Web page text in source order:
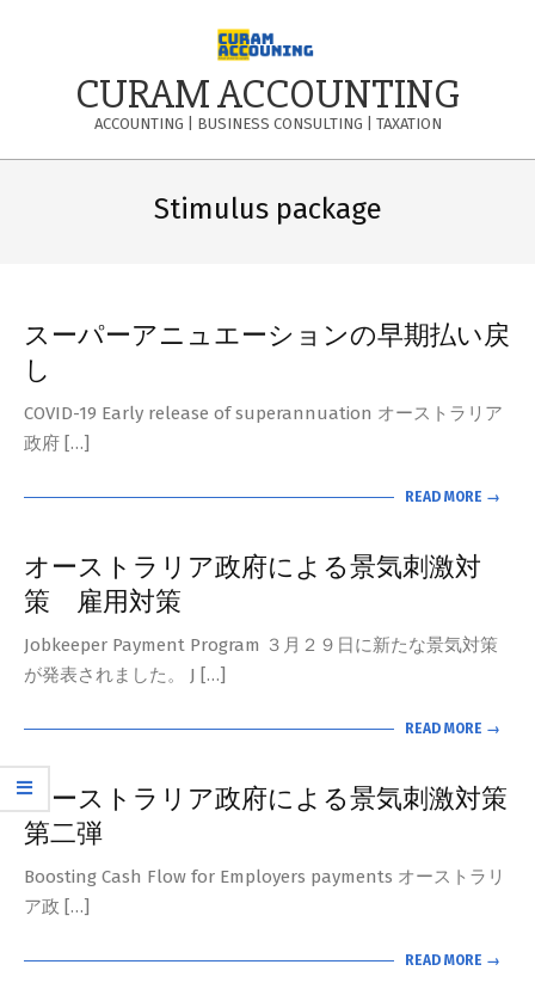
CURAM ACCOUNTING
ACCOUNTING | BUSINESS CONSULTING | TAXATION
Stimulus package
スーパーアニュエーションの早期払い戻
し
COVID-19 Early release of superannuation オーストラリア
政府 […]
READ MORE →
オーストラリア政府による景気刺激対
策 雇用対策
Jobkeeper Payment Program ３月２９日に新たな景気対策
が発表されました。 J […]
READ MORE →
オーストラリア政府による景気刺激対策
第二弾
Boosting Cash Flow for Employers payments オーストラリ
ア政 […]
READ MORE →